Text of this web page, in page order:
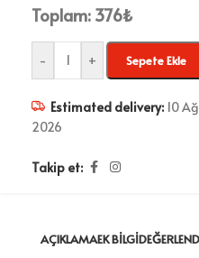
Toplam: 376₺
- + Sepete Ekle
Estimated delivery: 10
2026
Takip et:
AÇIKLAMAEK BILGI